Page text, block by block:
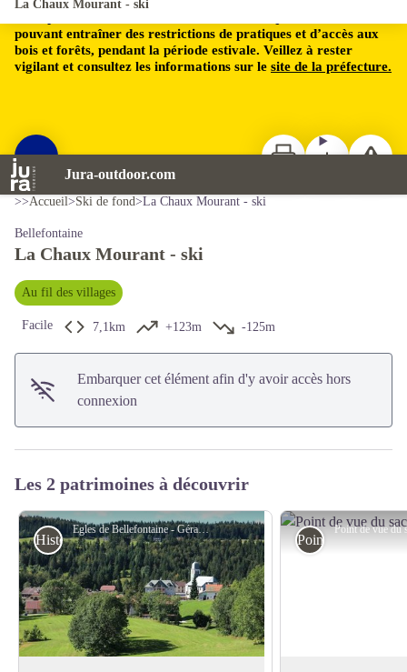
pouvant entraîner des restrictions de pratiques et d’accès aux
bois et forêts, pendant la période estivale. Veillez à rester
vigilant et consultez les informations sur le site de la préfecture.
Jura-outdoor.com
La Chaux Mourant - ski
ImprimerTéléchargerSignaler
>>Accueil>Ski de fond>La Chaux Mourant - ski
Bellefontaine
La Chaux Mourant - ski
Au fil des villages
Facile 7,1km +123m -125m
Embarquer cet élément afin d'y avoir accès hors
connexion
Les 2 patrimoines à découvrir
Egles de Bellefontaine - Gérard Gerbod
Histoire et Patrimoine Point de vue